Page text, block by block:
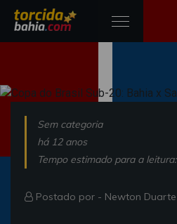
Sem categoria
há 12 anos
Tempo estimado para a
Postado por - Newton Duarte